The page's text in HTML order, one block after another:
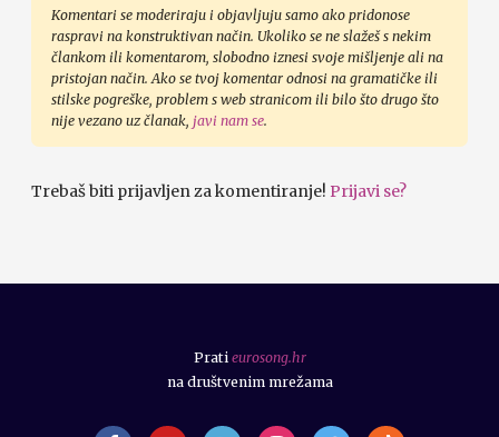
Komentari se moderiraju i objavljuju samo ako pridonose
raspravi na konstruktivan način. Ukoliko se ne slažeš s nekim
člankom ili komentarom, slobodno iznesi svoje mišljenje ali na
pristojan način. Ako se tvoj komentar odnosi na gramatičke ili
stilske pogreške, problem s web stranicom ili bilo što drugo što
nije vezano uz članak, javi nam se.
Trebaš biti prijavljen za komentiranje! Prijavi se?
Prati eurosong.hr
na društvenim mrežama